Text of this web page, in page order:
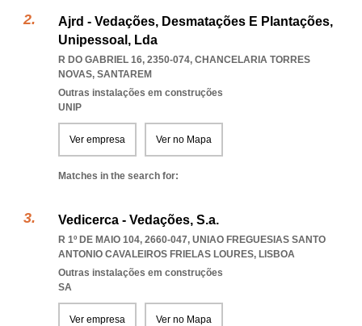
Ajrd - Vedações, Desmatações E Plantações,
Unipessoal, Lda
R DO GABRIEL 16, 2350-074, CHANCELARIA TORRES
NOVAS, SANTAREM
Outras instalações em construções
UNIP
Ver empresa Ver no Mapa
Matches in the search for:
Vedicerca - Vedações, S.a.
R 1º DE MAIO 104, 2660-047, UNIAO FREGUESIAS SANTO
ANTONIO CAVALEIROS FRIELAS LOURES, LISBOA
Outras instalações em construções
SA
Ver empresa Ver no Mapa